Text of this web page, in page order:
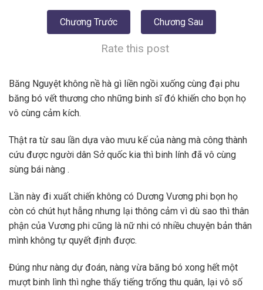
Chương Trước Chương Sau
Rate this post
Băng Nguyệt không nề hà gì liền ngồi xuống cùng đại phu
băng bó vết thương cho những binh sĩ đó khiến cho bọn họ
vô cùng cảm kích.
Thật ra từ sau lần dựa vào mưu kế của nàng mà công thành
cứu được người dân Sở quốc kia thì binh lính đã vô cùng
sùng bái nàng .
Lần này đi xuất chiến không có Dương Vương phi bọn họ
còn có chút hụt hẫng nhưng lại thông cảm vì dù sao thì thân
phận của Vương phi cũng là nữ nhi có nhiều chuyện bản thân
mình không tự quyết định được.
Đúng như nàng dự đoán, nàng vừa băng bó xong hết một
mượt binh lình thì nghe thấy tiếng trống thu quân, lại vô số